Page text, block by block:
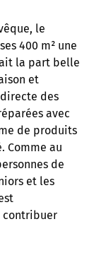
le
400 m² une
la part belle
et
des
avec
de produits
Comme au
de
et les
contribuer